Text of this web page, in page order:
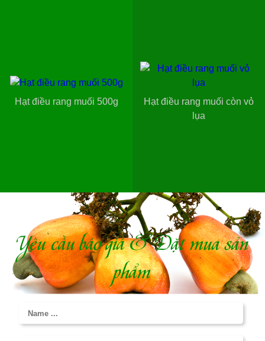
Hạt điều rang muối 500g
Hạt điều rang muối còn vỏ
lụa
Yêu cầu báo giá & Đặt mua sản
phẩm